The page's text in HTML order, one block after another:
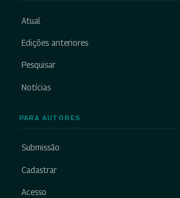
Atual
Edições anteriores
Pesquisar
Notícias
PARA AUTORES
Submissão
Cadastrar
Acesso